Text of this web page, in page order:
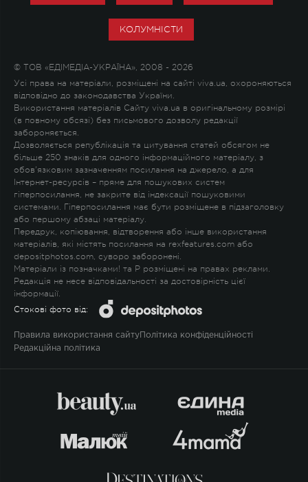
КОЛУМНІСТИ
© ТОВ «ЕДІМЕДІА-УКРАЇНА», 2008 - 2026
Усі права на матеріали, розміщені на сайті viva.ua, охороняються
відповідно до законодавства України.
Використання матеріалів Сайту viva.ua в оригінальному розмірі
(в повному обсязі) без письмового дозволу редакції
забороняється.
Дозволяється републікація та цитування статей обсягом не
більше 250 знаків для одного інформаційного матеріалу, з
обов'язковим зазначенням посилання на джерело, а для
Інтернет-ресурсів – пряме для пошукових систем
гіперпосилання, не закрите від індексації пошуковими
системами. Гіперпосилання має бути розміщене в підзаголовку
або першому абзаці матеріалу.
Передрук, копіювання, відтворення або інше використання
матеріалів, які містять посилання на rexfeatures.com або
depositphotos.com, суворо заборонені.
Матеріали із позначками! та P розміщені на правах реклами.
Редакція не несе відповідальності за достовірність цієї
інформації.
Стокові фото від:
Правила використання сайту Політика конфіденційності
Редакційна політика